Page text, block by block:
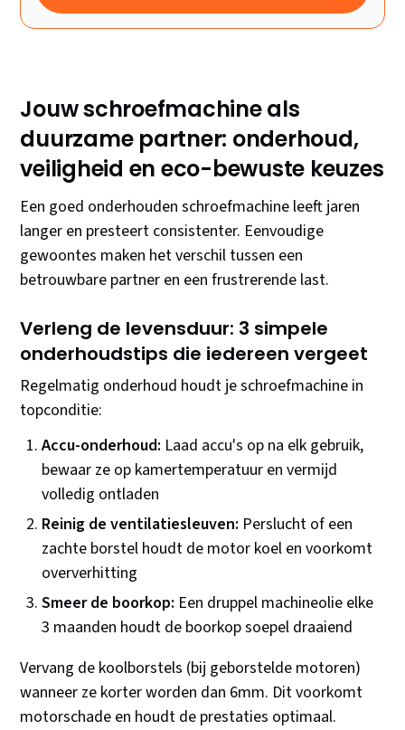
Jouw schroefmachine als
duurzame partner: onderhoud,
veiligheid en eco-bewuste keuzes
Een goed onderhouden schroefmachine leeft jaren
langer en presteert consistenter. Eenvoudige
gewoontes maken het verschil tussen een
betrouwbare partner en een frustrerende last.
Verleng de levensduur: 3 simpele
onderhoudstips die iedereen vergeet
Regelmatig onderhoud houdt je schroefmachine in
topconditie:
Accu-onderhoud: Laad accu's op na elk gebruik,
bewaar ze op kamertemperatuur en vermijd
volledig ontladen
Reinig de ventilatiesleuven: Perslucht of een
zachte borstel houdt de motor koel en voorkomt
oververhitting
Smeer de boorkop: Een druppel machineolie elke
3 maanden houdt de boorkop soepel draaiend
Vervang de koolborstels (bij geborstelde motoren)
wanneer ze korter worden dan 6mm. Dit voorkomt
motorschade en houdt de prestaties optimaal.